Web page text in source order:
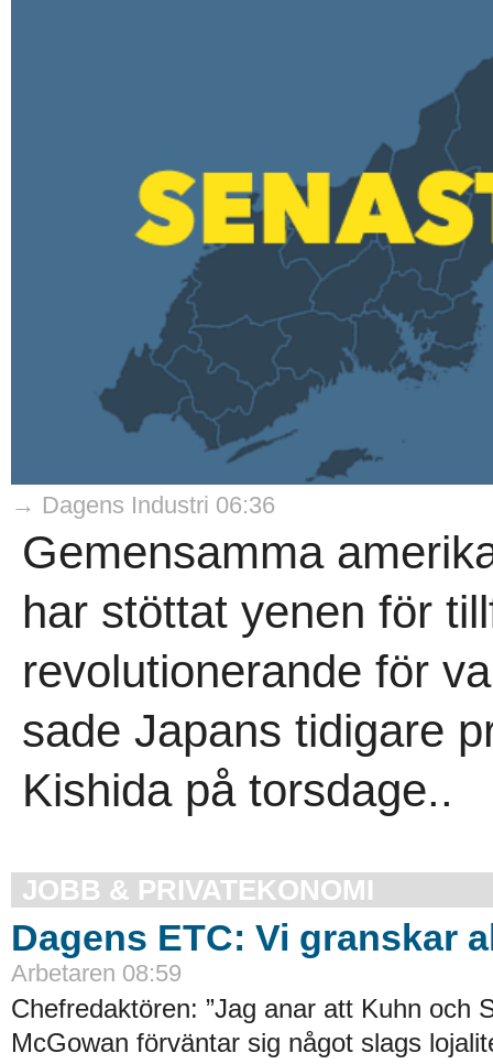
→ Dagens Industri 06:36
Gemensamma
har stöttat yenen för
revolutionerande för
sade Japans tidigare
Kishida på torsdage..
JOBB & PRIVATEKONOMI
Dagens ETC: Vi granskar
Arbetaren 08:59
Chefredaktören: ”Jag anar att Kuhn och
McGowan förväntar sig något slags